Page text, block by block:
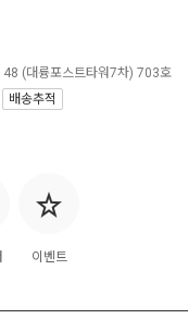
이벤트
(대륭포스트타워7차) 703호
배송추적